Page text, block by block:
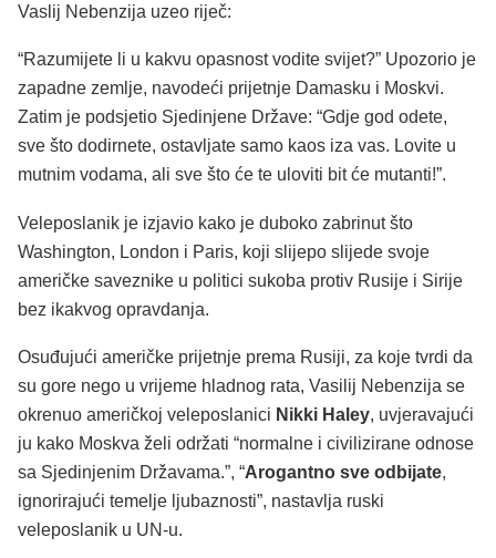
Vaslij Nebenzija uzeo riječ:
“Razumijete li u kakvu opasnost vodite svijet?” Upozorio je
zapadne zemlje, navodeći prijetnje Damasku i Moskvi.
Zatim je podsjetio Sjedinjene Države: “Gdje god odete,
sve što dodirnete, ostavljate samo kaos iza vas. Lovite u
mutnim vodama, ali sve što će te uloviti bit će mutanti!”.
Veleposlanik je izjavio kako je duboko zabrinut što
Washington, London i Paris, koji slijepo slijede svoje
američke saveznike u politici sukoba protiv Rusije i Sirije
bez ikakvog opravdanja.
Osuđujući američke prijetnje prema Rusiji, za koje tvrdi da
su gore nego u vrijeme hladnog rata, Vasilij Nebenzija se
okrenuo američkoj veleposlanici Nikki Haley, uvjeravajući
ju kako Moskva želi održati “normalne i civilizirane odnose
sa Sjedinjenim Državama.”, “Arogantno sve odbijate,
ignorirajući temelje ljubaznosti”, nastavlja ruski
veleposlanik u UN-u.